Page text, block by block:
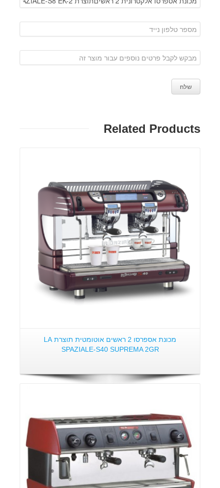
Related Products
מכונת אספרסו 2 ראשים אוטומטית תוצרת LA
SPAZIALE-S40 SUPREMA 2GR
פרטים: